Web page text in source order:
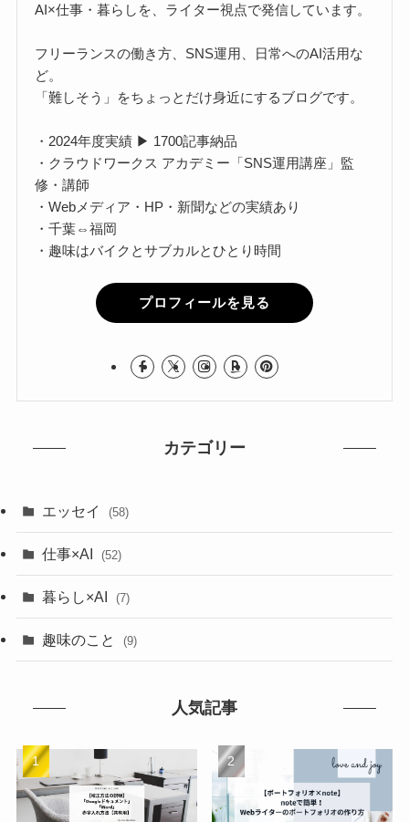
AI×仕事・暮らしを、ライター視点で発信しています。
フリーランスの働き方、SNS運用、日常へのAI活用な
ど。
「難しそう」をちょっとだけ身近にするブログです。
・2024年度実績 ▶ 1700記事納品
・クラウドワークス アカデミー「SNS運用講座」監
修・講師
・Webメディア・HP・新聞などの実績あり
・千葉⇔福岡
・趣味はバイクとサブカルとひとり時間
プロフィールを見る
カテゴリー
エッセイ (58)
仕事×AI (52)
暮らし×AI (7)
趣味のこと (9)
人気記事